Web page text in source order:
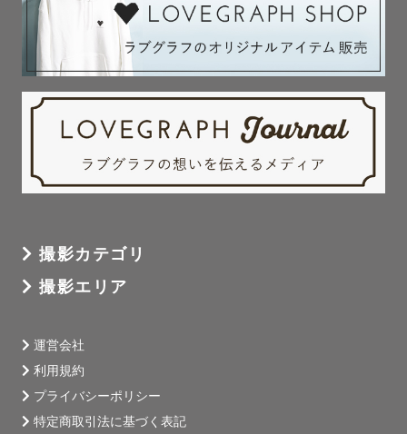
撮影後はお写真の中から選定して1枚1枚、丁寧にかつ綺麗
にお仕上げをさせていただきます✨
気軽にご相談ください😌
主に大阪を中心とした関西エリア（大阪、京都、兵庫、奈
対応エリア外で交通費が3000円を超える場合、追加で交通
その場合はご相談の上、事前のやりとりの際にお声かけさ
せていただきます。
(例えば和歌山県、日本海側、姫路など岡山県寄りの兵庫
県、滋賀県の北側や東側、近畿以外など)
撮影カテゴリ
撮影エリア
運営会社
利用規約
プライバシーポリシー
特定商取引法に基づく表記